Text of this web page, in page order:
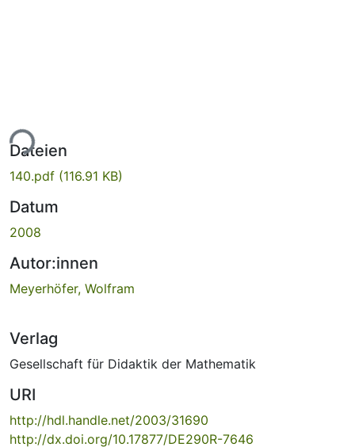
Dateien
140.pdf (116.91 KB)
Datum
2008
Autor:innen
Meyerhöfer, Wolfram
Verlag
Gesellschaft für Didaktik der Mathematik
URI
http://hdl.handle.net/2003/31690
http://dx.doi.org/10.17877/DE290R-7646